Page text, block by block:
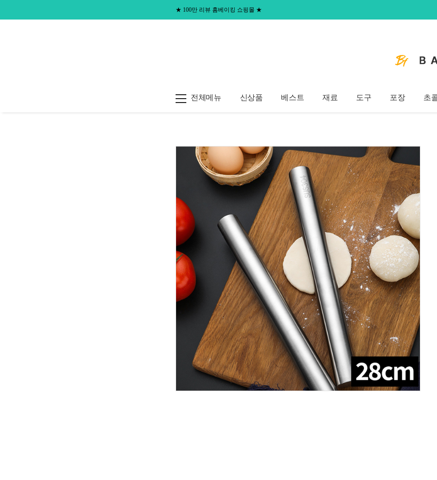
★ 100만 리뷰 홈베이킹 쇼핑몰 ★
전체메뉴 신상품 베스트 재료 도구 포장 초